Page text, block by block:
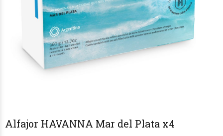
Alfajor HAVANNA Mar del Plata x4